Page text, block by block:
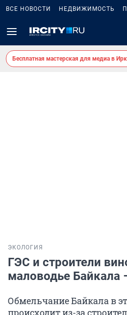
ВСЕ НОВОСТИ НЕДВИЖИМОСТЬ
Бесплатная мастерская для медиа в
ЭКОЛОГИЯ
ГЭС и строители
маловодье Байкала
Обмельчание Байкала в
происходит из-за